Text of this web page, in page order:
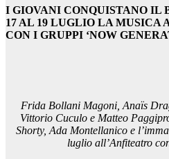
I GIOVANI CONQUISTANO IL
17 AL 19 LUGLIO LA MUSICA
CON I GRUPPI ‘NOW
Frida Bollani Magoni, Anaïs
Vittorio Cuculo e Matteo
Shorty, Ada Montellanico e
luglio all’Anfiteatro